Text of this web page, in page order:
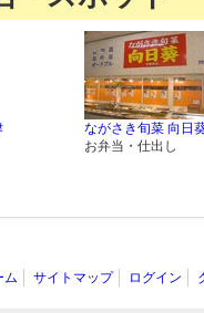
ながさき旬菜 向日
お弁当・仕出し
ム サイトマップ ログイン